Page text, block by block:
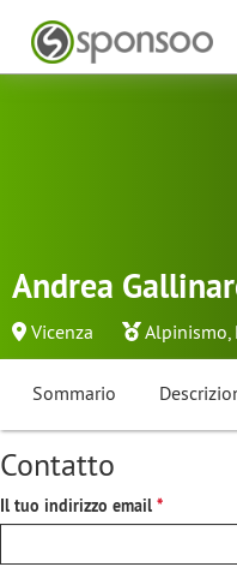
Andrea
Vicenza Alpinismo,
Sommario
Contatto
Il tuo indirizzo email